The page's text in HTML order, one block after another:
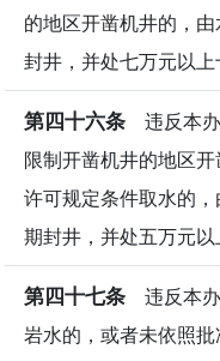
的地区开凿机井的，
封井，并处七万元以上
第四十六条 违反本
限制开凿机井的地区
许可规定条件取水的
期封井，并处五万元以
第四十七条 违反本
岩水的，或者未依照